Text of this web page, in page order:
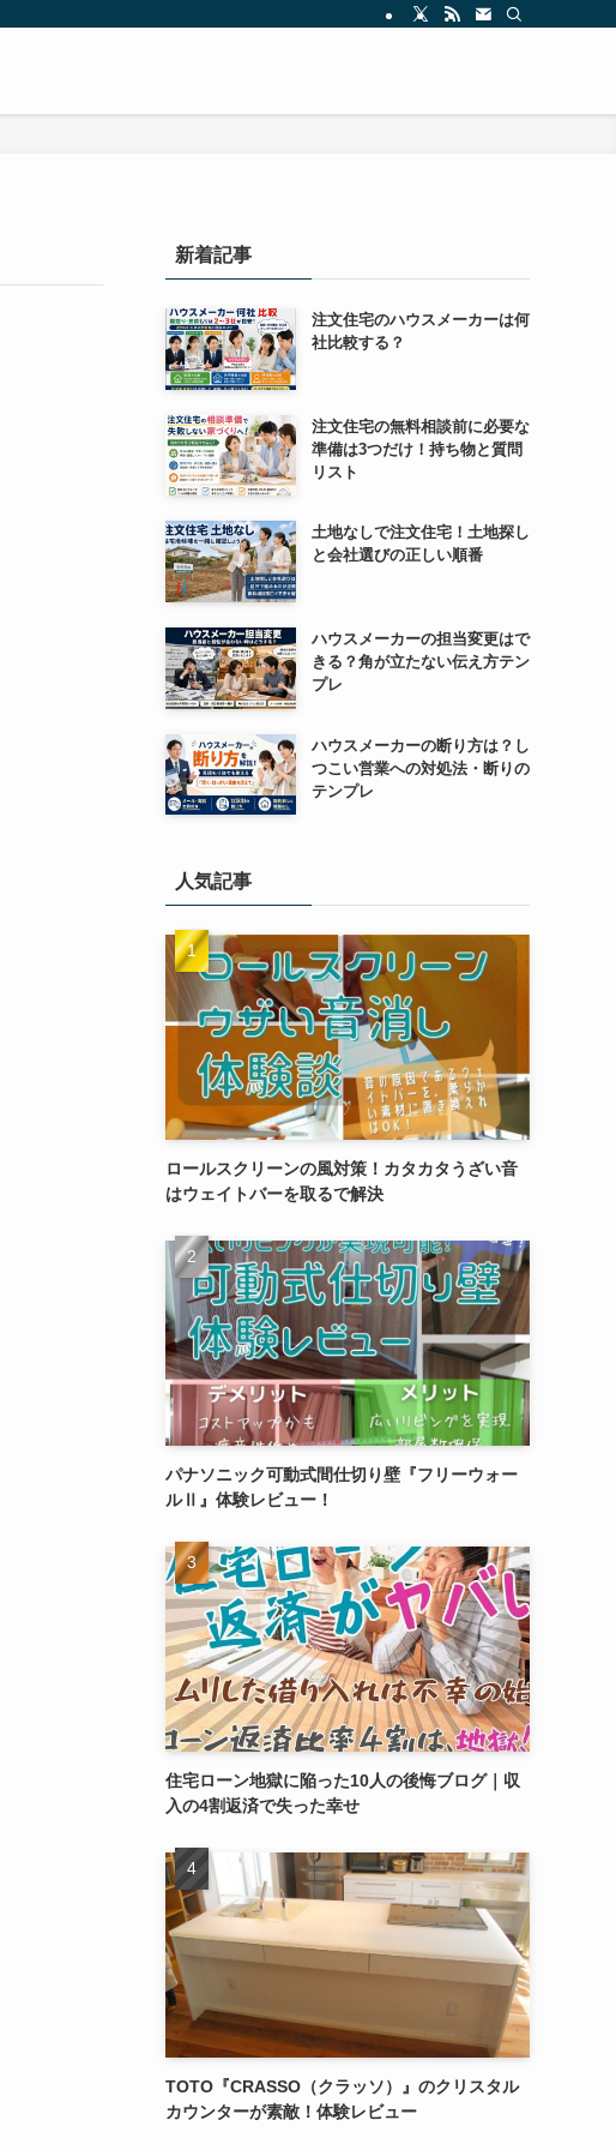
新着記事
注文住宅のハウスメーカーは何
社比較する？
注文住宅の無料相談前に必要な
準備は3つだけ！持ち物と質問
リスト
土地なしで注文住宅！土地探し
と会社選びの正しい順番
ハウスメーカーの担当変更はで
きる？角が立たない伝え方テン
プレ
ハウスメーカーの断り方は？し
つこい営業への対処法・断りの
テンプレ
人気記事
ロールスクリーンの風対策！カタカタうざい音
はウェイトバーを取るで解決
パナソニック可動式間仕切り壁『フリーウォー
ルⅡ』体験レビュー！
住宅ローン地獄に陥った10人の後悔ブログ｜収
入の4割返済で失った幸せ
TOTO『CRASSO（クラッソ）』のクリスタル
カウンターが素敵！体験レビュー